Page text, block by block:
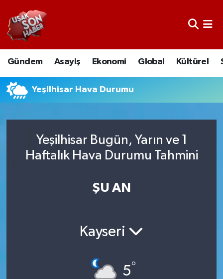
Gündem Asayiş Ekonomi Global Kültürel
Yeşilhisar Hava Durumu
Yeşilhisar Bugün, Yarın ve 1
Haftalık Hava Durumu Tahmini
ŞU AN
Kayseri
5°
Uşak Nöbetçi Eczaneler
Uşak Hava Durumu
Uşak Namaz Vakitleri
Süper Lig Puan Durumu ve Fikstür
Son Dakika Haberleri